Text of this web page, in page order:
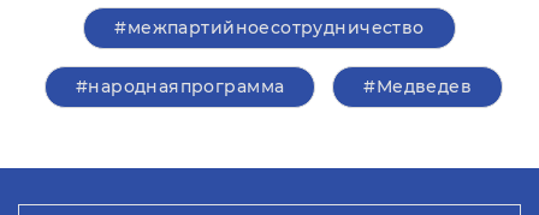
#межпартийноесотрудничество
#народнаяпрограмма #Медведев